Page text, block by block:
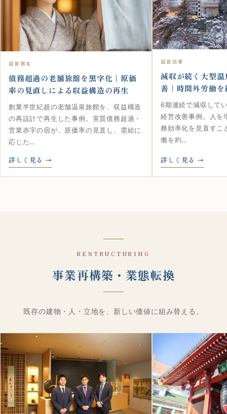
経営再生
債務超過の老舗旅館を黒字化｜原価
率の見直しによる収益構造の再生
創業半世紀超の老舗温泉旅館を、収益構造
の再設計で再生した事例。実質債務超過・
営業赤字の宿が、原価率の見直し、需給に
応じた…
詳しく見る
経営改善
減収が続く大型
善｜時間外労働
6期連続で減収して
経営改善事例。人を
務効率化を見直すこ
働を約…
詳しく見る
RESTRUCTURING
事業再構築・業態転換
既存の建物・人・立地を、新しい価値に組み替える。